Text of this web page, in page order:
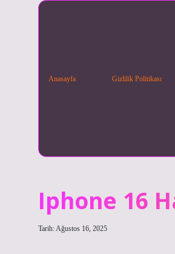
Anasayfa Gizlilik Politikası
Iphone 16
Tarih: Ağustos 16, 2025